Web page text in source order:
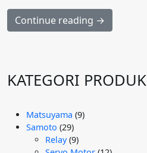
Continue reading →
KATEGORI PRODUK
Matsuyama 99
Samoto 2929
Produk
Relay 99